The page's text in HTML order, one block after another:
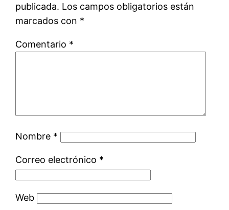
publicada. Los campos obligatorios están
marcados con *
Comentario *
Nombre *
Correo electrónico *
Web